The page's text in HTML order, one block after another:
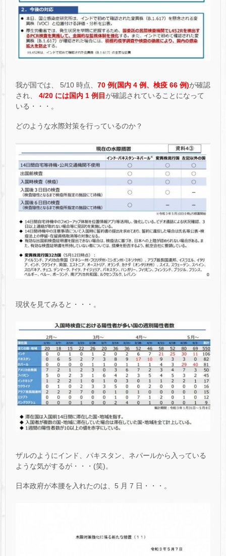
我が国では、 5/10 時点、 70 例(国内 4 例、検疫 66 例)が確認
され、
4/20 には国内 1 例目 が確認されていることになって
いる・・・。
どのような水際対策を行っているのか？
現状を見てみると・・・。
ザルのようにインド、パキスタン、ネパールから入っている
ような気がするが・・・(笑)。
日本政府が本腰を入れたのは、5 月 7 日・・・。